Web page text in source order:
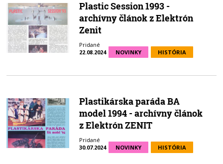
Plastic Session 1993 -
archívny článok z Elektrón
Zenit
Pridané
22.08.2024
NOVINKY HISTÓRIA
Plastikárska paráda BA
model 1994 - archívny článok
z Elektrón ZENIT
Pridané
30.07.2024
NOVINKY HISTÓRIA